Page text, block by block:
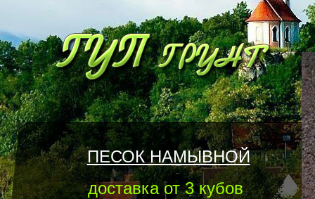
ПЕСОК НАМЫВНОЙ
доставка от 3 кубов